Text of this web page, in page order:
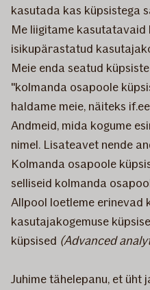
kasutada kas küpsistega
Me liigitame kasutatavaid
isikupärastatud
Meie enda seatud
"kolmanda osapoole
haldame meie, näiteks
Andmeid, mida kogume
nimel. Lisateavet nende
Kolmanda osapoole
selliseid kolmanda
Allpool loetleme erinevad
kasutajakogemuse
küpsised (Advanced
Juhime tähelepanu, et